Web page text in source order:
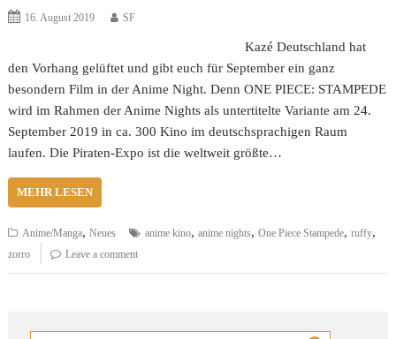
16. August 2019 SF
Kazé Deutschland hat
den Vorhang gelüftet und gibt euch für September ein ganz
besondern Film in der Anime Night. Denn ONE PIECE: STAMPEDE
wird im Rahmen der Anime Nights als untertitelte Variante am 24.
September 2019 in ca. 300 Kino im deutschsprachigen Raum
laufen. Die Piraten-Expo ist die weltweit größte…
MEHR LESEN
Anime/Manga,Neues anime kino,anime nights,One Piece Stampede,ruffy,
zorro Leave a comment